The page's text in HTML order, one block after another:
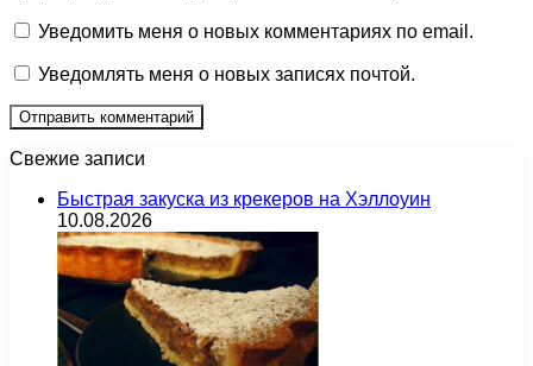
Уведомить меня о новых комментариях по email.
Уведомлять меня о новых записях почтой.
Свежие записи
Быстрая закуска из крекеров на Хэллоуин
10.08.2026